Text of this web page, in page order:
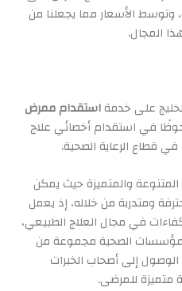
وتوسط الأسعار مما يجعلنا من
المجال.
على خدمةاستقدام ممرض
في استقدام أخصائي علاج
في قطاع الرعاية الصحية.
والمتميزة حيث يمكن
ومتدربة من خلاله، إذ يعمل
في مجال العلاج الطبيعي،
الصحية مجموعة من
الوصول إلى أصحاب الخبرات
متميزة للمرضى.